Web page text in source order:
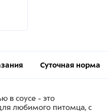
Суточная норма
в соусе - это
любимого питомца, с